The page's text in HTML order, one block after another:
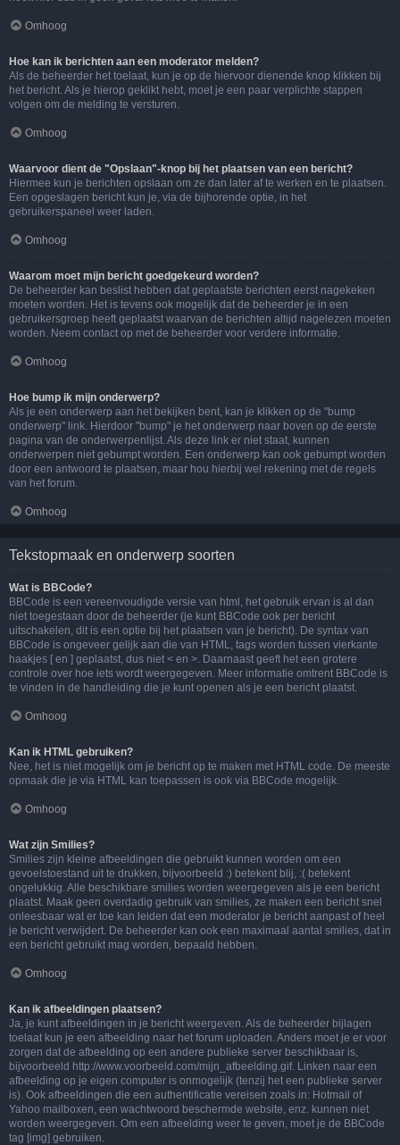
Omhoog
Hoe kan ik berichten aan een moderator melden?
Als de beheerder het toelaat, kun je op de hiervoor dienende knop klikken bij
het bericht. Als je hierop geklikt hebt, moet je een paar verplichte stappen
volgen om de melding te versturen.
Omhoog
Waarvoor dient de "Opslaan"-knop bij het plaatsen van een bericht?
Hiermee kun je berichten opslaan om ze dan later af te werken en te plaatsen.
Een opgeslagen bericht kun je, via de bijhorende optie, in het
gebruikerspaneel weer laden.
Omhoog
Waarom moet mijn bericht goedgekeurd worden?
De beheerder kan beslist hebben dat geplaatste berichten eerst nagekeken
moeten worden. Het is tevens ook mogelijk dat de beheerder je in een
gebruikersgroep heeft geplaatst waarvan de berichten altijd nagelezen moeten
worden. Neem contact op met de beheerder voor verdere informatie.
Omhoog
Hoe bump ik mijn onderwerp?
Als je een onderwerp aan het bekijken bent, kan je klikken op de "bump
onderwerp" link. Hierdoor "bump" je het onderwerp naar boven op de eerste
pagina van de onderwerpenlijst. Als deze link er niet staat, kunnen
onderwerpen niet gebumpt worden. Een onderwerp kan ook gebumpt worden
door een antwoord te plaatsen, maar hou hierbij wel rekening met de regels
van het forum.
Omhoog
Tekstopmaak en onderwerp soorten
Wat is BBCode?
BBCode is een vereenvoudigde versie van html, het gebruik ervan is al dan
niet toegestaan door de beheerder (je kunt BBCode ook per bericht
uitschakelen, dit is een optie bij het plaatsen van je bericht). De syntax van
BBCode is ongeveer gelijk aan die van HTML, tags worden tussen vierkante
haakjes [ en ] geplaatst, dus niet < en >. Daarnaast geeft het een grotere
controle over hoe iets wordt weergegeven. Meer informatie omtrent BBCode is
te vinden in de handleiding die je kunt openen als je een bericht plaatst.
Omhoog
Kan ik HTML gebruiken?
Nee, het is niet mogelijk om je bericht op te maken met HTML code. De meeste
opmaak die je via HTML kan toepassen is ook via BBCode mogelijk.
Omhoog
Wat zijn Smilies?
Smilies zijn kleine afbeeldingen die gebruikt kunnen worden om een
gevoelstoestand uit te drukken, bijvoorbeeld :) betekent blij, :( betekent
ongelukkig. Alle beschikbare smilies worden weergegeven als je een bericht
plaatst. Maak geen overdadig gebruik van smilies, ze maken een bericht snel
onleesbaar wat er toe kan leiden dat een moderator je bericht aanpast of heel
je bericht verwijdert. De beheerder kan ook een maximaal aantal smilies, dat in
een bericht gebruikt mag worden, bepaald hebben.
Omhoog
Kan ik afbeeldingen plaatsen?
Ja, je kunt afbeeldingen in je bericht weergeven. Als de beheerder bijlagen
toelaat kun je een afbeelding naar het forum uploaden. Anders moet je er voor
zorgen dat de afbeelding op een andere publieke server beschikbaar is,
bijvoorbeeld http://www.voorbeeld.com/mijn_afbeelding.gif. Linken naar een
afbeelding op je eigen computer is onmogelijk (tenzij het een publieke server
is). Ook afbeeldingen die een authentificatie vereisen zoals in: Hotmail of
Yahoo mailboxen, een wachtwoord beschermde website, enz. kunnen niet
worden weergegeven. Om een afbeelding weer te geven, moet je de BBCode
tag [img] gebruiken.